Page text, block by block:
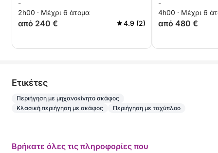
-
2h00 · Μέχρι 6 άτομα
από 240 € 4.9 (2)
από το
-
4h00 · Μέχρι 6
από 480 €
Eτικέτες
Περιήγηση με μηχανοκίνητο σκάφος
Κλασική περιήγηση με σκάφος
Περιήγηση με ταχύπλοο
Βρήκατε όλες τις πληροφορίες που